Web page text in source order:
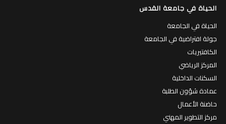
الحياة في جامعة القدس
الحياة في الجامعة
جولة افتراضية في الجامعة
الكافتيريات
المركز الرياضي
السكنات الداخلية
عمادة شؤون الطلبة
حاضنة الأعمال
مركز التطوير المهني